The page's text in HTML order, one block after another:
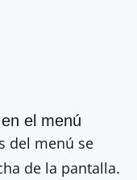
el menú
del menú se
de la pantalla.